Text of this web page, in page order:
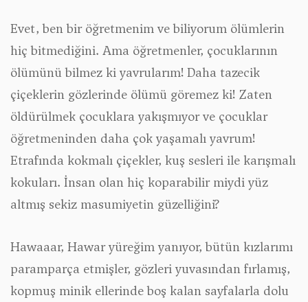
Evet, ben bir öğretmenim ve biliyorum ölümlerin
hiç bitmediğini. Ama öğretmenler, çocuklarının
ölümünü bilmez ki yavrularım! Daha tazecik
çiçeklerin gözlerinde ölümü göremez ki! Zaten
öldürülmek çocuklara yakışmıyor ve çocuklar
öğretmeninden daha çok yaşamalı yavrum!
Etrafında kokmalı çiçekler, kuş sesleri ile karışmalı
kokuları. İnsan olan hiç koparabilir miydi yüz
altmış sekiz masumiyetin güzelliğini?
Hawaaar, Hawar yüreğim yanıyor, bütün kızlarımı
paramparça etmişler, gözleri yuvasından fırlamış,
kopmuş minik ellerinde boş kalan sayfalarla dolu